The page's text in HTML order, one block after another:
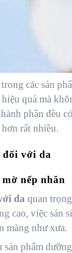
các sản
quả mà
phần đều
hơn rất nhiều.
đối với da
nếp nhăn
da quan
cao, việc sản
màng như xưa.
phẩm